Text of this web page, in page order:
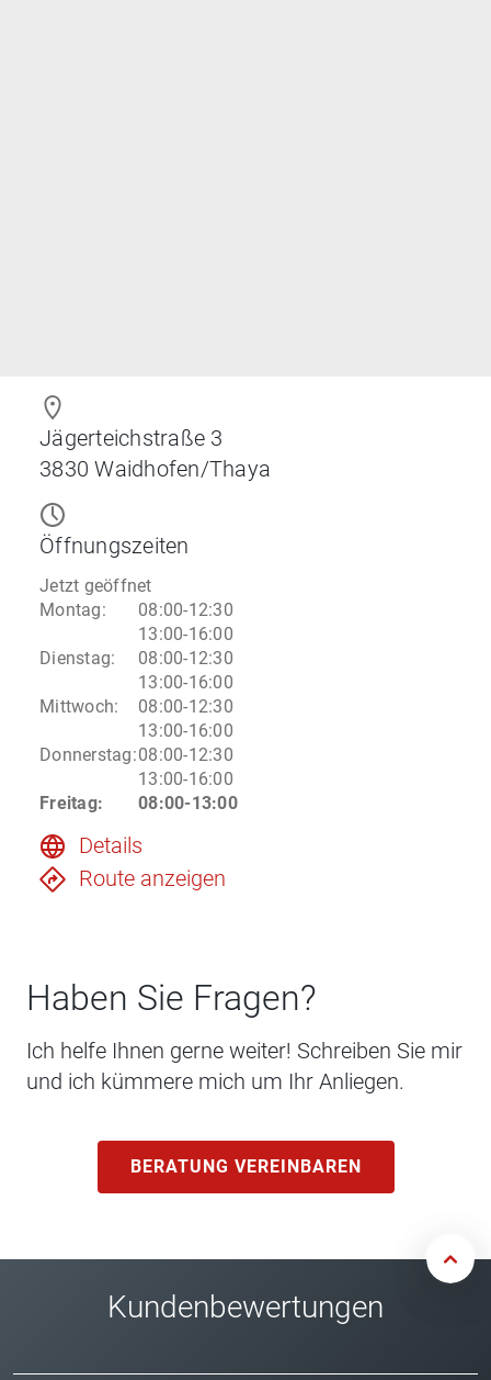
Jägerteichstraße 3
3830 Waidhofen/Thaya
Öffnungszeiten
Jetzt geöffnet
Montag:
08:00-12:30
13:00-16:00
Dienstag:
08:00-12:30
13:00-16:00
Mittwoch:
08:00-12:30
13:00-16:00
Donnerstag:08:00-12:30
13:00-16:00
Freitag: 08:00-13:00
Details
Route anzeigen
Haben Sie Fragen?
Ich helfe Ihnen gerne weiter! Schreiben Sie mir
und ich kümmere mich um Ihr Anliegen.
BERATUNG VEREINBAREN
Kundenbewertungen